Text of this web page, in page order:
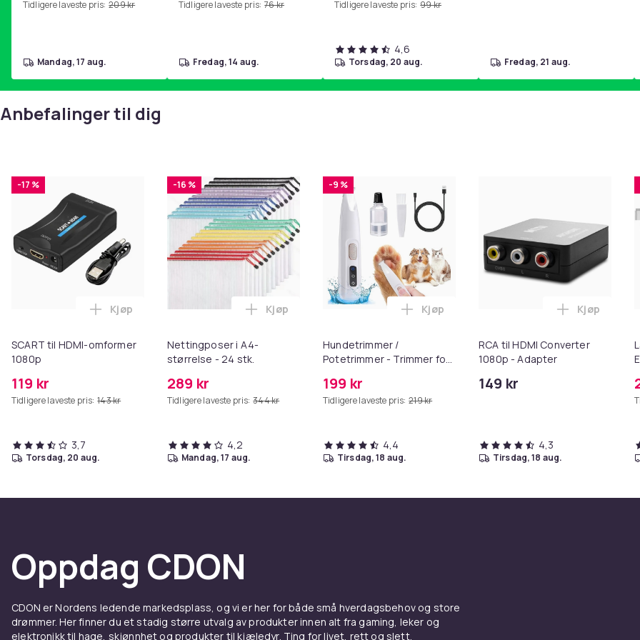
hjemmegymnastikk Purple
Tidligere laveste pris: 209 kr
mandag, 17 aug.
Tidligere laveste pris: 76 kr
fredag, 14 aug.
Tidligere laveste pris: 99 kr
4,6
torsdag, 20 aug. fredag, 21 aug.
Anbefalinger til dig
-17 %
SCART til HDMI-omformer
1080p
119 kr
Tidligere laveste pris: 143 kr
Legg SCART til HDMI-omformer 1080p i handlekurven
Kjøp
3,7
torsdag, 20 aug.
-16 %
Nettingposer i A4-
størrelse - 24 stk.
289 kr
Tidligere laveste pris: 344 kr
Legg Nettingposer i A4-størrelse - 24 stk. i handlekurven
Kjøp
4,2
mandag, 17 aug.
-9 %
Hundetrimmer /
Potetrimmer - Trimmer for
199 kr
Tidligere laveste pris: 219 kr
Legg Hundetrimmer / Potetrimmer -
Kjøp
4,4
tirsdag, 18 aug.
RCA til HDMI Converter
1080p - Adapter
149 kr
Legg RCA
Kjøp
4,3
tirsdag, 18 aug.
Oppdag CDON
CDON er Nordens ledende markedsplass, og vi er her for både små hverdagsbehov og store
drømmer. Her finner du et stadig større utvalg av produkter innen alt fra gaming, leker og
elektronikk til hage, skjønnhet og produkter til kjæledyr. Ting for livet, rett og slett.